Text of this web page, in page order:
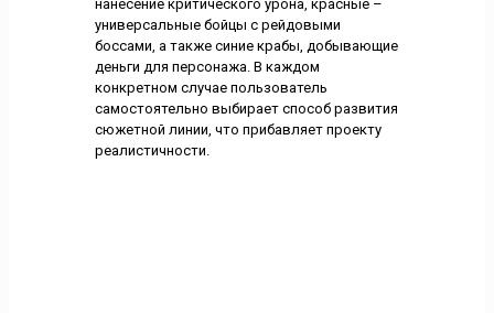
нанесение критического урона, красные –
универсальные бойцы с рейдовыми
боссами, а также синие крабы, добывающие
деньги для персонажа. В каждом
конкретном случае пользователь
самостоятельно выбирает способ развития
сюжетной линии, что прибавляет проекту
реалистичности.